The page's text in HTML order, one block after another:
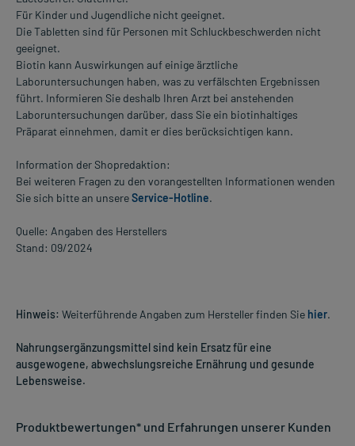
Für Kinder und Jugendliche nicht geeignet.
Die Tabletten sind für Personen mit Schluckbeschwerden nicht
geeignet.
Biotin kann Auswirkungen auf einige ärztliche
Laboruntersuchungen haben, was zu verfälschten Ergebnissen
führt. Informieren Sie deshalb Ihren Arzt bei anstehenden
Laboruntersuchungen darüber, dass Sie ein biotinhaltiges
Präparat einnehmen, damit er dies berücksichtigen kann.
Information der Shopredaktion:
Bei weiteren Fragen zu den vorangestellten Informationen wenden
Sie sich bitte an unsereService-Hotline.
Quelle: Angaben des Herstellers
Stand: 09/2024
Hinweis: Weiterführende Angaben zum Hersteller finden Sie hier.
Nahrungsergänzungsmittel sind kein Ersatz für eine
ausgewogene, abwechslungsreiche Ernährung und gesunde
Lebensweise.
Produktbewertungen* und Erfahrungen unserer Kunden